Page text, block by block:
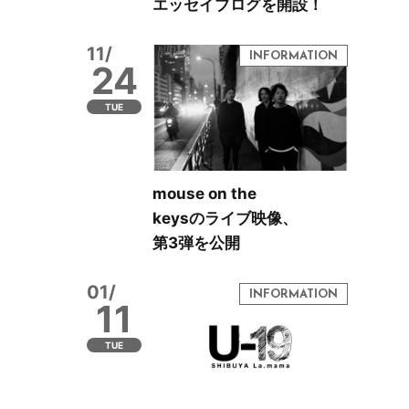
エッセイブログを開設！
11/
24
TUE
mouse on the
keysのライブ映像、
第3弾を公開
01/
11
TUE